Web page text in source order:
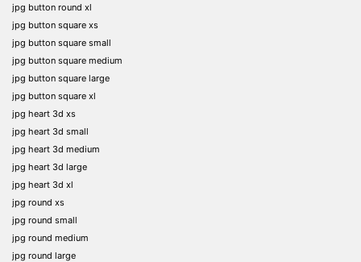
jpg button round xl
jpg button square xs
jpg button square small
jpg button square medium
jpg button square large
jpg button square xl
jpg heart 3d xs
jpg heart 3d small
jpg heart 3d medium
jpg heart 3d large
jpg heart 3d xl
jpg round xs
jpg round small
jpg round medium
jpg round large